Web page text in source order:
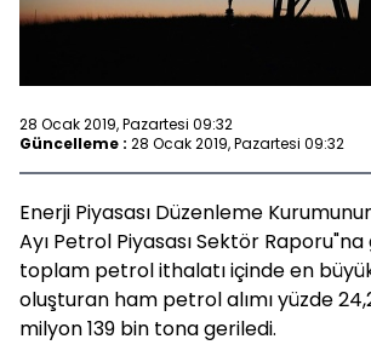
28 Ocak 2019, Pazartesi 09:32
Güncelleme : 28 Ocak 2019, Pazartesi 09:32
Enerji Piyasası Düzenleme
Ayı Petrol Piyasası Sektör
toplam petrol ithalatı içinde en
oluşturan ham petrol alımı yüzde
milyon 139 bin tona geriledi.